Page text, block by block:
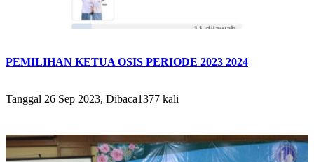
PEMILIHAN KETUA OSIS PERIODE 2023 2024
Tanggal 26 Sep 2023, Dibaca1377 kali